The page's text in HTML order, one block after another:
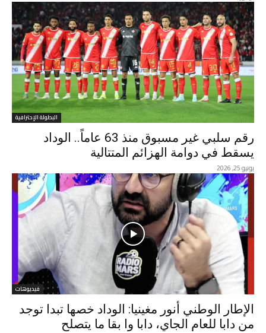
البطولة الإحترافية
رقم سلبي غير مسبوق منذ 63 عاماً.. الوداد
يسقط في دوامة الهزائم المتتالية
يونيو 25, 2026
فيديوهات
الإطار الوطني أنور مغينيا: الوداد خصها تبدا توجد
من دابا للعام الجاي، دابا وا بقا ما يتصلح